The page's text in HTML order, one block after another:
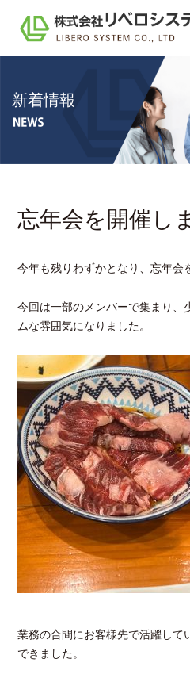
新着情報
忘年会を開催し
今年も残りわずかとなり、忘年会
今回は一部のメンバーで集まり、
ムな雰囲気になりました。
業務の合間にお客様先で活躍して
できました。